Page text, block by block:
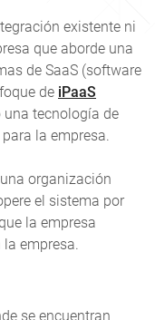
existente ni
que aborde una
de SaaS (software
de iPaaS
una tecnología de
la empresa.
organización
el sistema por
la empresa
empresa.
se encuentran